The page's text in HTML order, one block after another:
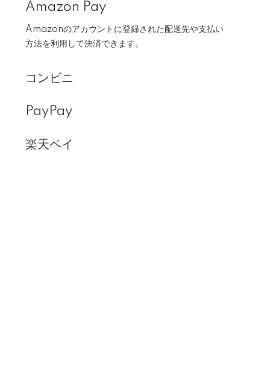
Amazon Pay
Amazonのアカウントに登録された配送先や支払い
方法を利用して決済できます。
コンビニ
PayPay
楽天ペイ